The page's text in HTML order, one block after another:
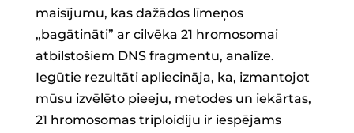
maisījumu, kas dažādos līmeņos
„bagātināti” ar cilvēka 21 hromosomai
atbilstošiem DNS fragmentu, analīze.
Iegūtie rezultāti apliecināja, ka, izmantojot
mūsu izvēlēto pieeju, metodes un iekārtas,
21 hromosomas triploidiju ir iespējams